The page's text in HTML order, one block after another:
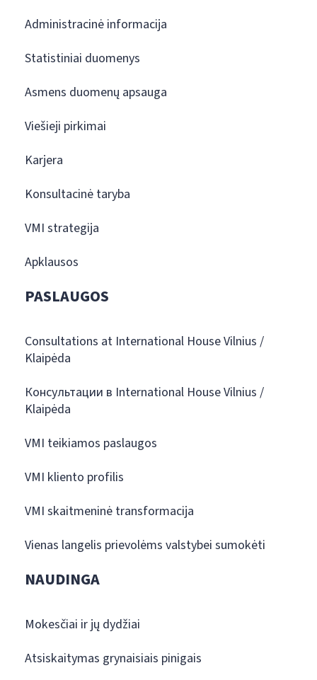
Administracinė informacija
Statistiniai duomenys
Asmens duomenų apsauga
Viešieji pirkimai
Karjera
Konsultacinė taryba
VMI strategija
Apklausos
PASLAUGOS
Consultations at International House Vilnius /
Klaipėda
Консультации в International House Vilnius /
Klaipėda
VMI teikiamos paslaugos
VMI kliento profilis
VMI skaitmeninė transformacija
Vienas langelis prievolėms valstybei sumokėti
NAUDINGA
Mokesčiai ir jų dydžiai
Atsiskaitymas grynaisiais pinigais